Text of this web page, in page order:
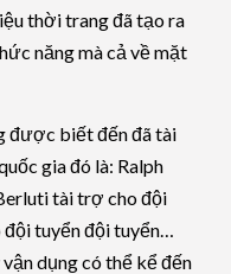
thời trang đã tạo ra
năng mà cả về mặt
được biết đến đã tài
gia đó là: Ralph
tài trợ cho đội
tuyển đội tuyển…
dụng có thể kể đến